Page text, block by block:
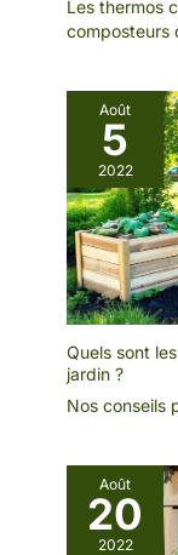
Les thermos
composteurs
Août
5
2022
Quels sont
jardin ?
Nos conseils
Août
20
2022